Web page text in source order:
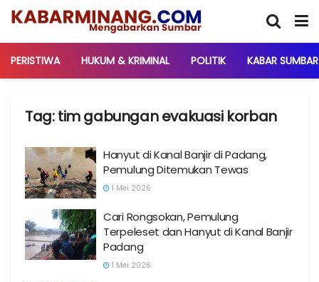
PERISTIWA HUKUM & KRIMINAL POLITIK KABAR SUMBAR
Tag:tim gabungan evakuasi korban
Hanyut di Kanal Banjir di Padang,
Pemulung Ditemukan Tewas
1 Mei 2026
Cari Rongsokan, Pemulung
Terpeleset dan Hanyut di Kanal Banjir
Padang
1 Mei 2026